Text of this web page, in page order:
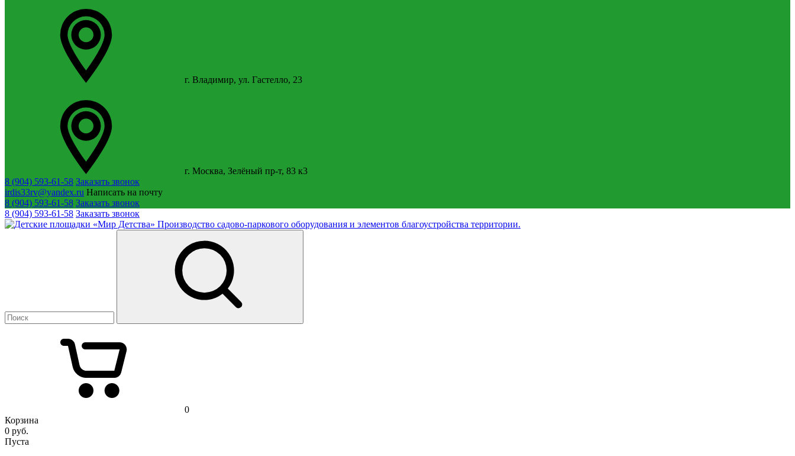
г. Владимир, ул. Гастелло, 23
г. Москва, Зелёный пр-т, 83 к3
8 (904) 593-61-58 Заказать звонок
irdis33rv@yandex.ru Написать на почту
8 (904) 593-61-58 Заказать звонок
8 (904) 593-61-58 Заказать звонок
Производство садово-паркового оборудования и элементов благоустройства территории.
0
Корзина
0 руб.
Пуста